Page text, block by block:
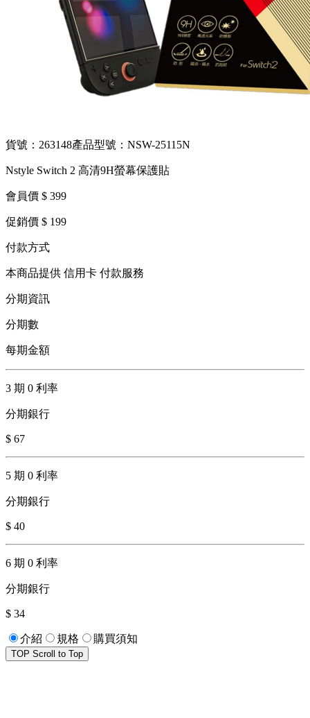
貨號：263148產品型號：NSW-25115N
Nstyle Switch 2 高清9H螢幕保護貼
會員價 $ 399
促銷價 $ 199
付款方式
本商品提供 信用卡 付款服務
分期資訊
分期數
每期金額
3 期 0 利率
分期銀行
$ 67
5 期 0 利率
分期銀行
$ 40
6 期 0 利率
分期銀行
$ 34
介紹 規格 購買須知
TOP Scroll to Top